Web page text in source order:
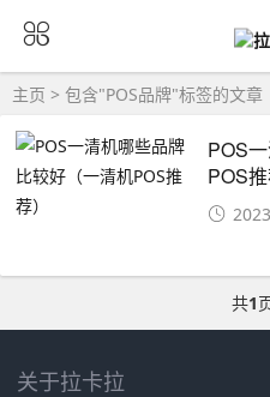
主页 > 包含"POS品牌"标签的文章
POS
POS推
共1
关于拉卡拉